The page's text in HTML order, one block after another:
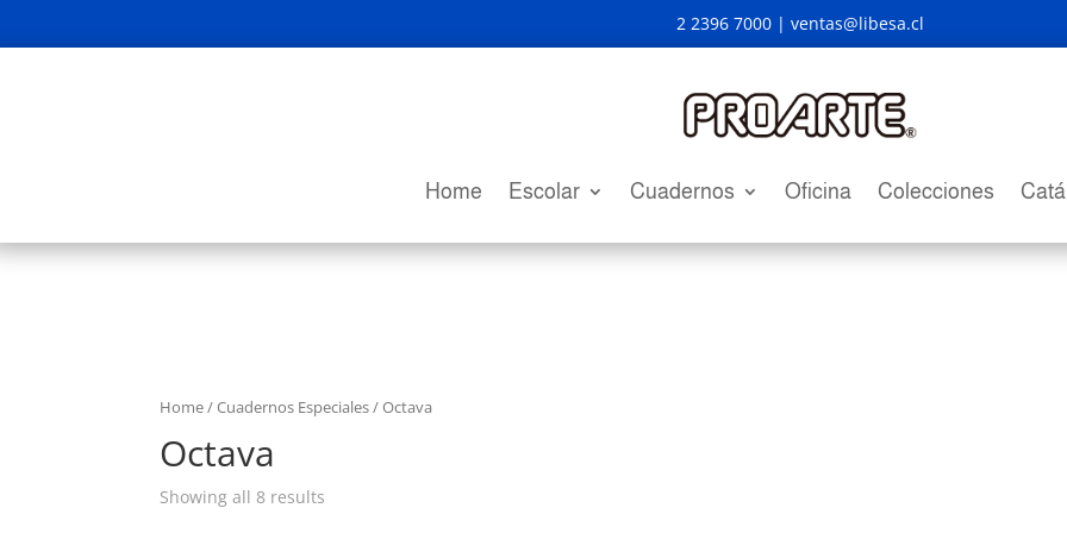
2 2396 7000 | ventas@libesa.cl
Home Escolar Cuadernos Oficina Colecciones
Home/Cuadernos Especiales/ Octava
Octava
Showing all 8 results